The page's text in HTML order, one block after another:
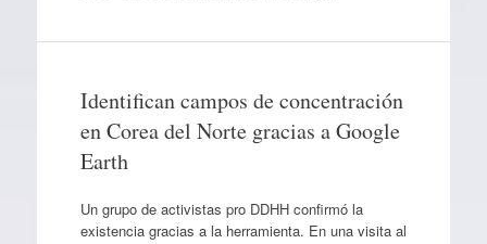
Identifican campos de concentración
en Corea del Norte gracias a Google
Earth
Un grupo de activistas pro DDHH confirmó la
existencia gracias a la herramienta. En una visita al